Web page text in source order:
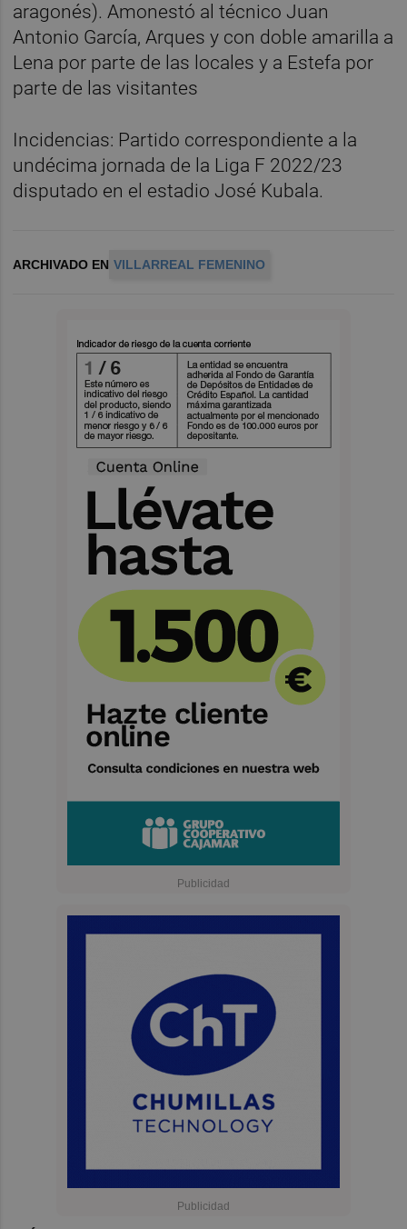
aragonés). Amonestó al técnico Juan
Antonio García, Arques y con doble amarilla a
Lena por parte de las locales y a Estefa por
parte de las visitantes
Incidencias: Partido correspondiente a la
undécima jornada de la Liga F 2022/23
disputado en el estadio José Kubala.
ARCHIVADO EN VILLARREAL FEMENINO